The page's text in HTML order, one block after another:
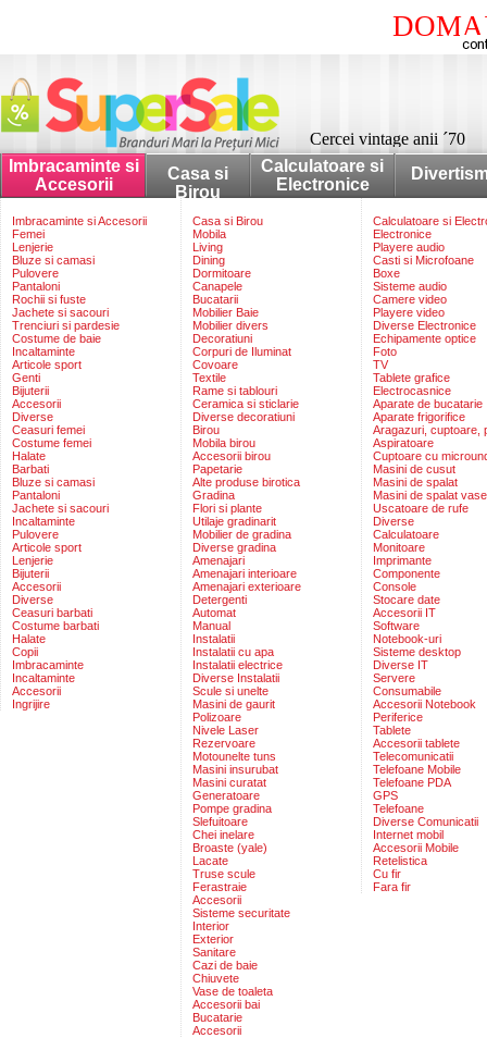
Cercei vintage anii ´70
Imbracaminte si
Accesorii
Casa si
Birou
Calculatoare si
Electronice
Imbracaminte si Accesorii
Femei
Lenjerie
Bluze si camasi
Pulovere
Pantaloni
Rochii si fuste
Jachete si sacouri
Trenciuri si pardesie
Costume de baie
Incaltaminte
Articole sport
Genti
Bijuterii
Accesorii
Diverse
Ceasuri femei
Costume femei
Halate
Barbati
Bluze si camasi
Pantaloni
Jachete si sacouri
Incaltaminte
Pulovere
Articole sport
Lenjerie
Bijuterii
Accesorii
Diverse
Ceasuri barbati
Costume barbati
Halate
Copii
Imbracaminte
Incaltaminte
Accesorii
Ingrijire
Casa si Birou
Mobila
Living
Dining
Dormitoare
Canapele
Bucatarii
Mobilier Baie
Mobilier divers
Decoratiuni
Corpuri de Iluminat
Covoare
Textile
Rame si tablouri
Ceramica si sticlarie
Diverse decoratiuni
Birou
Mobila birou
Accesorii birou
Papetarie
Alte produse birotica
Gradina
Flori si plante
Utilaje gradinarit
Mobilier de gradina
Diverse gradina
Amenajari
Amenajari interioare
Amenajari exterioare
Detergenti
Automat
Manual
Instalatii
Instalatii cu apa
Instalatii electrice
Diverse Instalatii
Scule si unelte
Masini de gaurit
Polizoare
Nivele Laser
Rezervoare
Motounelte tuns
Masini insurubat
Masini curatat
Generatoare
Pompe gradina
Slefuitoare
Chei inelare
Broaste (yale)
Lacate
Truse scule
Ferastraie
Accesorii
Sisteme securitate
Interior
Exterior
Sanitare
Cazi de baie
Chiuvete
Vase de toaleta
Accesorii bai
Bucatarie
Accesorii
Calculatoare si
Electronice
Playere audio
Casti si Microfoane
Boxe
Sisteme audio
Camere video
Playere video
Diverse Electronice
Echipamente optice
Foto
TV
Tablete grafice
Electrocasnice
Aparate de bucatarie
Aparate frigorifice
Aragazuri, cuptoare,
Aspiratoare
Cuptoare cu
Masini de cusut
Masini de spalat
Masini de spalat vase
Uscatoare de rufe
Diverse
Calculatoare
Monitoare
Imprimante
Componente
Console
Stocare date
Accesorii IT
Software
Notebook-uri
Sisteme desktop
Diverse IT
Servere
Consumabile
Accesorii Notebook
Periferice
Tablete
Accesorii tablete
Telecomunicatii
Telefoane Mobile
Telefoane PDA
GPS
Telefoane
Diverse Comunicatii
Internet mobil
Accesorii Mobile
Retelistica
Cu fir
Fara fir